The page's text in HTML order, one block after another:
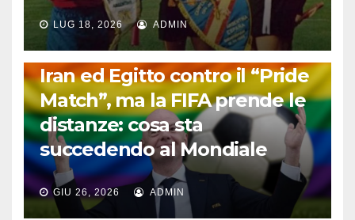
LUG 18, 2026 ADMIN
FUORI DAL CAMPO: CALCIO, GOSSIP E NON SOLO
Iran ed Egitto contro il “Pride
Match”, ma la FIFA prende le
distanze: cosa sta
succedendo al Mondiale
GIU 26, 2026 ADMIN